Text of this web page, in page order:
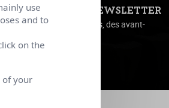
À NOTRE NEWSLETTER
au courant des actualités, des avant-
use
and to
on the
of your